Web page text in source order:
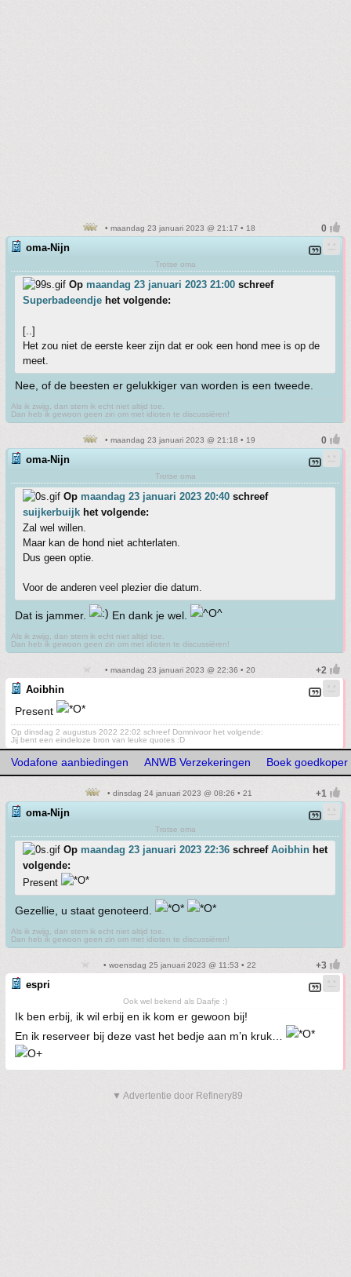
• maandag 23 januari 2023 @ 21:17 • 18
oma-Nijn
Trotse oma
Op maandag 23 januari 2023 21:00 schreef
Superbadeendje het volgende:
[..]
Het zou niet de eerste keer zijn dat er ook een hond mee is op de
meet.
Nee, of de beesten er gelukkiger van worden is een tweede.
Als ik zwijg, dan stem ik echt niet altijd toe.
Dan heb ik gewoon geen zin om met idioten te discussiëren!
• maandag 23 januari 2023 @ 21:18 • 19
oma-Nijn
Trotse oma
Op maandag 23 januari 2023 20:40 schreef
suijkerbuijk het volgende:
Zal wel willen.
Maar kan de hond niet achterlaten.
Dus geen optie.
Voor de anderen veel plezier die datum.
Dat is jammer. En dank je wel.
Als ik zwijg, dan stem ik echt niet altijd toe.
Dan heb ik gewoon geen zin om met idioten te discussiëren!
• maandag 23 januari 2023 @ 22:36 • 20
Aoibhin
Present
Op dinsdag 2 augustus 2022 22:02 schreef Domnivoor het volgende:
Jij bent een eindeloze bron van leuke quotes :D
Vodafone aanbiedingen ANWB Verzekeringen Boek
• dinsdag 24 januari 2023 @ 08:26 • 21
oma-Nijn
Trotse oma
Op maandag 23 januari 2023 22:36 schreef Aoibhin het
volgende:
Present
Gezellie, u staat genoteerd.
Als ik zwijg, dan stem ik echt niet altijd toe.
Dan heb ik gewoon geen zin om met idioten te discussiëren!
• woensdag 25 januari 2023 @ 11:53 • 22
espri
Ook wel bekend als Daafje :)
Ik ben erbij, ik wil erbij en ik kom er gewoon bij!
En ik reserveer bij deze vast het bedje aan m’n kruk…
▼ Advertentie door Refinery89